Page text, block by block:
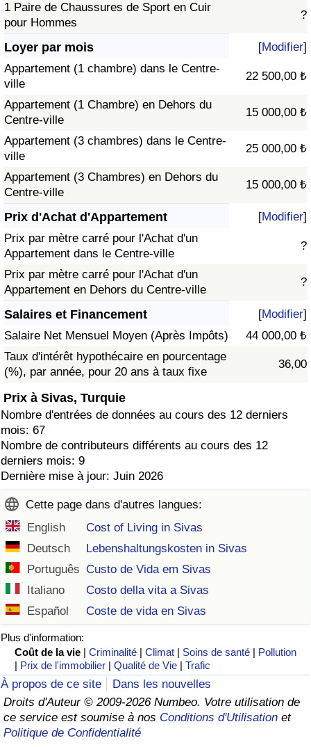
1 Paire de Chaussures de Sport en Cuir
pour Hommes
?
Loyer par mois [Modifier]
Appartement (1 chambre) dans le Centre-
ville
22 500,00 ₺
Appartement (1 Chambre) en Dehors du
Centre-ville
15 000,00 ₺
Appartement (3 chambres) dans le Centre-
ville
25 000,00 ₺
Appartement (3 Chambres) en Dehors du
Centre-ville
15 000,00 ₺
Prix d'Achat d'Appartement [Modifier]
Prix par mètre carré pour l'Achat d'un
Appartement dans le Centre-ville
?
Prix par mètre carré pour l'Achat d'un
Appartement en Dehors du Centre-ville
?
Salaires et Financement [Modifier]
Salaire Net Mensuel Moyen (Après Impôts)
44 000,00 ₺
Taux d'intérêt hypothécaire en pourcentage
(%), par année, pour 20 ans à taux fixe
36,00
Prix à Sivas, Turquie
Nombre d'entrées de données au cours des 12 derniers
mois: 67
Nombre de contributeurs différents au cours des 12
derniers mois: 9
Dernière mise à jour: Juin 2026
Cette page dans d'autres langues:
English
Cost of Living in Sivas
Deutsch
Lebenshaltungskosten in Sivas
Português Custo de Vida em Sivas
Italiano
Costo della vita a Sivas
Español
Coste de vida en Sivas
Plus d'information:
Coût de la vie |Criminalité |Climat | Soins de santé | Pollution
| Prix de l'immobilier |Qualité de Vie |Trafic
À propos de ce site
Dans les nouvelles
Droits d'Auteur © 2009-2026 Numbeo. Votre utilisation de
ce service est soumise à nos Conditions d'Utilisation et
Politique de Confidentialité